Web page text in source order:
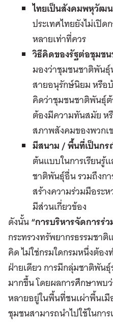
ไทยเป็นสังคมพหุวัฒ
ประเทศไทยยังไม่เปิ
หลายเท่าที่ควร
วิธีคิดของรัฐต่อชุมช
มองว่าชุมชนชาติพันธุ์
สายอนุรักษ์นิยม หรือ
คิดว่าชุมชนชาติพันธุ์
ต้องมีความทันสมัย ห
สภาพสังคมของพวกเ
มีสนาม/พื้นที่เป็นก
ต้นแบบในการเรียนรู้
ชาติพันธุ์อื่น รวมถึงก
สร้างความร่วมมือระ
มีส่วนเกี่ยวข้อง
ดังนั้น“การบริหารจัดการร่ว
กระทรวงทรัพยากรธรรมชา
คิด ไม่ใช่กรมใดกรมหนึ่งต้อ
ฝ่ายเดียว การมีกลุ่มชาติพัน
มากขึ้น โดยผลการศึกษาพบ
หลายอยู่ในพื้นที่ชนเผ่าพื้น
ชุมชนสามารถนำไปใช้ในกา